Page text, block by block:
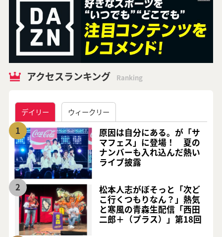
アクセスランキング Ranking
デイリー ウィークリー
1
原因は自分にある。が「サ
マフェス」に登場！ 夏の
ナンバーも入れ込んだ熱い
ライブ披露
2
松本人志がぼそっと「次ど
こ行くつもりなん？」熱気
と寒風の青森生配信「西田
二郎＋（プラス）」第18回